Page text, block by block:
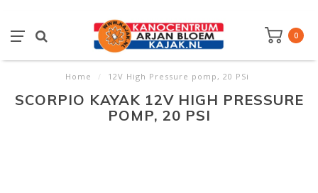
0
Home / 12V High Pressure pomp, 20 PSi
SCORPIO KAYAK 12V HIGH PRESSURE
POMP, 20 PSI